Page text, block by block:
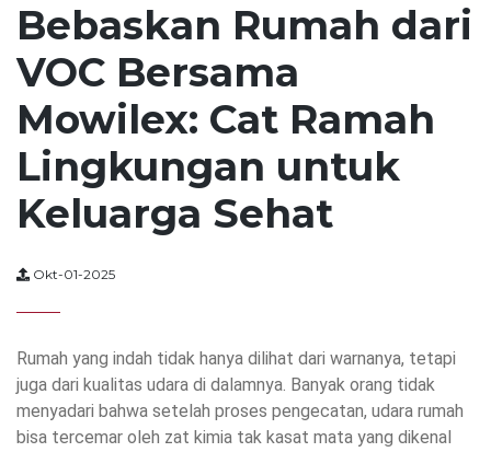
Bebaskan Rumah dari
VOC Bersama
Mowilex: Cat Ramah
Lingkungan untuk
Keluarga Sehat
Okt-01-2025
Rumah yang indah tidak hanya dilihat dari warnanya, tetapi
juga dari kualitas udara di dalamnya. Banyak orang tidak
menyadari bahwa setelah proses pengecatan, udara rumah
bisa tercemar oleh zat kimia tak kasat mata yang dikenal